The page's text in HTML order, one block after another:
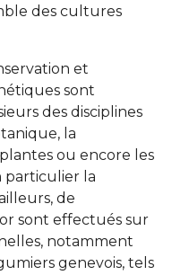
des cultures
et
sont
des disciplines
la
ou encore les
particulier la
de
sont effectués sur
notamment
genevois, tels